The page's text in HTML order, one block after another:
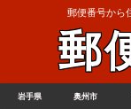
郵便番号から
郵
岩手県 奥州市